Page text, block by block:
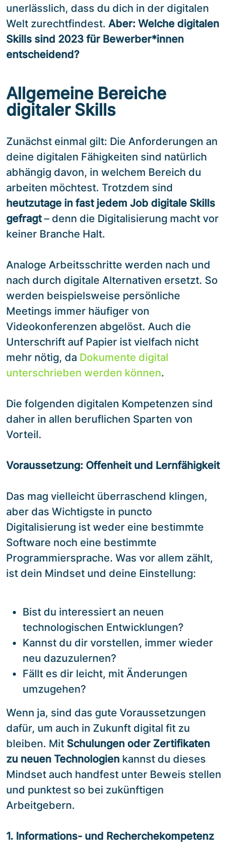
unerlässlich, dass du dich in der digitalen
Welt zurechtfindest. Aber: Welche digitalen
Skills sind 2023 für Bewerber*innen
entscheidend?
Allgemeine Bereiche
digitaler Skills
Zunächst einmal gilt: Die Anforderungen an
deine digitalen Fähigkeiten sind natürlich
abhängig davon, in welchem Bereich du
arbeiten möchtest. Trotzdem sind
heutzutage in fast jedem Job digitale Skills
gefragt– denn die Digitalisierung macht vor
keiner Branche Halt.
Analoge Arbeitsschritte werden nach und
nach durch digitale Alternativen ersetzt. So
werden beispielsweise persönliche
Meetings immer häufiger von
Videokonferenzen abgelöst. Auch die
Unterschrift auf Papier ist vielfach nicht
mehr nötig, da Dokumente digital
unterschrieben werden können.
Die folgenden digitalen Kompetenzen sind
daher in allen beruflichen Sparten von
Vorteil.
Voraussetzung: Offenheit und Lernfähigkeit
Das mag vielleicht überraschend klingen,
aber das Wichtigste in puncto
Digitalisierung ist weder eine bestimmte
Software noch eine bestimmte
Programmiersprache. Was vor allem zählt,
ist dein Mindset und deine Einstellung:
Bist du interessiert an neuen
technologischen Entwicklungen?
Kannst du dir vorstellen, immer wieder
neu dazuzulernen?
Fällt es dir leicht, mit Änderungen
umzugehen?
Wenn ja, sind das gute Voraussetzungen
dafür, um auch in Zukunft digital fit zu
bleiben. Mit Schulungen oder Zertifikaten
zu neuen Technologien kannst du dieses
Mindset auch handfest unter Beweis stellen
und punktest so bei zukünftigen
Arbeitgebern.
1. Informations- und Recherchekompetenz